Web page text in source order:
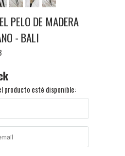
PELO DE MADERA
- BALI
producto esté disponible: